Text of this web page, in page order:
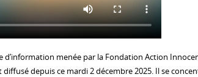
d’information menée par la Fondation Action
diffusé depuis ce mardi 2 décembre 2025. Il se